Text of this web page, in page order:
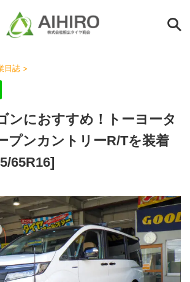
日誌 >
ンにおすすめ！トーヨータ
プンカントリーR/Tを装着
65R16]